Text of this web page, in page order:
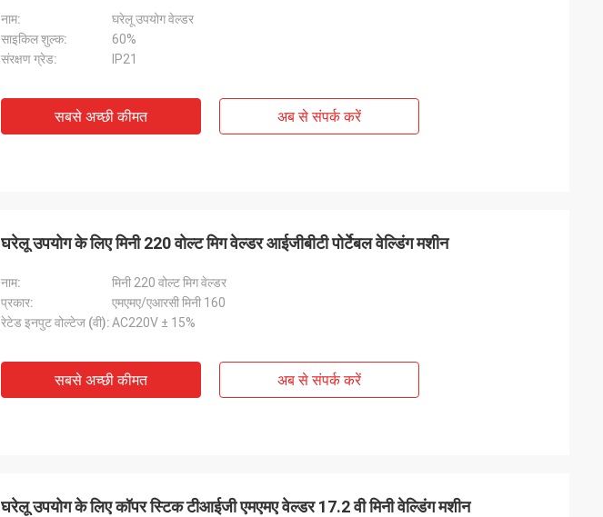
नाम:
घरेलू उपयोग वेल्डर
साइकिल शुल्क:
60%
संरक्षण ग्रेड:
IP21
सबसे अच्छी कीमत अब से संपर्क करें
घरेलू उपयोग के लिए मिनी 220 वोल्ट मिग वेल्डर आईजीबीटी पोर्टेबल वेल्डिंग मशीन
नाम:
मिनी 220 वोल्ट मिग वेल्डर
प्रकार:
एमएमए/एआरसी मिनी 160
रेटेड इनपुट वोल्टेज (वी):AC220V ± 15%
सबसे अच्छी कीमत अब से संपर्क करें
घरेलू उपयोग के लिए कॉपर स्टिक टीआईजी एमएमए वेल्डर 17.2 वी मिनी वेल्डिंग मशीन